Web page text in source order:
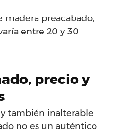
madera preacabado,
entre 20 y 30
precio y
también inalterable
no es un auténtico